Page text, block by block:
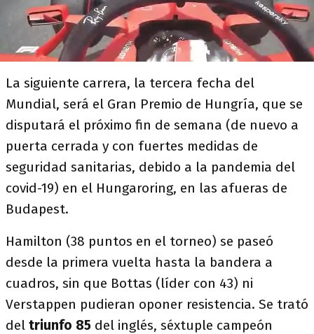
La siguiente carrera, la tercera fecha del
Mundial, será el Gran Premio de Hungría, que se
disputará el próximo fin de semana (de nuevo a
puerta cerrada y con fuertes medidas de
seguridad sanitarias, debido a la pandemia del
covid-19) en el Hungaroring, en las afueras de
Budapest.
Hamilton (38 puntos en el torneo) se paseó
desde la primera vuelta hasta la bandera a
cuadros, sin que Bottas (líder con 43) ni
Verstappen pudieran oponer resistencia. Se trató
del triunfo 85 del inglés, séxtuple campeón